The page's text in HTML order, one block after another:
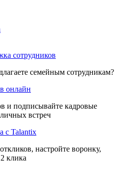
сотрудников
семейным сотрудникам?
онлайн
и подписывайте кадровые
встреч
с Talantix
настройте воронку,
клика